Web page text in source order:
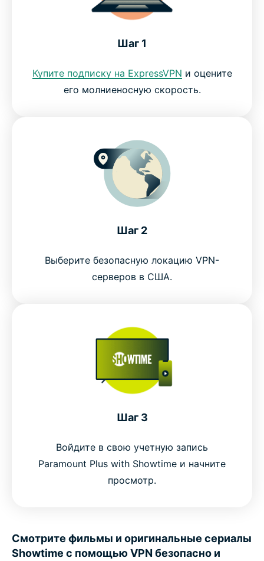
ЧаВо: Showtime и VPN
нравится ExpressVPN
Смотрите Showtime с ExpressVPN без риска
Шаг 1
Купите подписку на ExpressVPN и оцените
его молниеносную скорость.
Шаг 2
Выберите безопасную локацию VPN-
серверов в США.
Шаг 3
Войдите в свою учетную запись
Paramount Plus with Showtime и начните
просмотр.
Смотрите фильмы и оригинальные сериалы
Showtime с помощью VPN безопасно и